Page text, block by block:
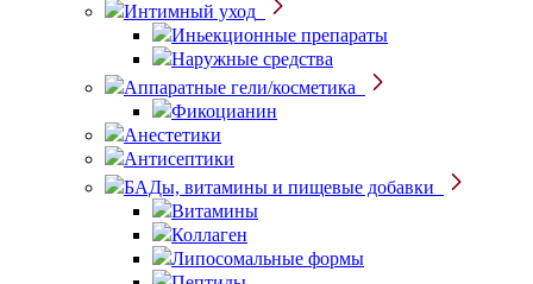
Интимный уход
Иньекционные препараты
Наружные средства
Аппаратные гели/косметика
Фикоцианин
Анестетики
Антисептики
БАДы, витамины и пищевые добавки
Витамины
Коллаген
Липосомальные формы